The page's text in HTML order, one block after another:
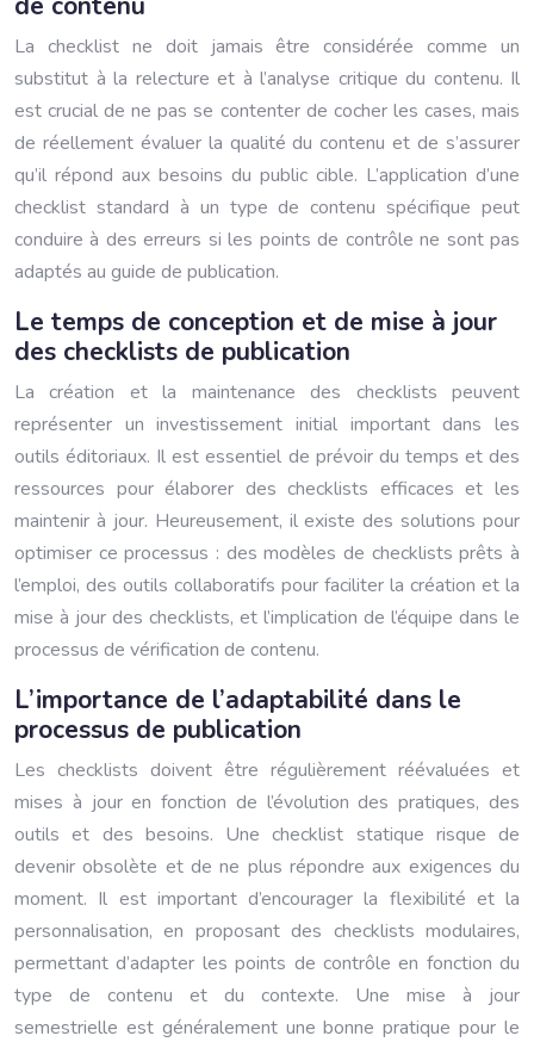
La checklist ne doit jamais être considérée comme un
substitut à la relecture et à l’analyse critique du contenu. Il
est crucial de ne pas se contenter de cocher les cases, mais
de réellement évaluer la qualité du contenu et de s’assurer
qu’il répond aux besoins du public cible. L’application d’une
checklist standard à un type de contenu spécifique peut
conduire à des erreurs si les points de contrôle ne sont pas
adaptés au guide de publication.
Le temps de conception et de mise à jour
des checklists de publication
La création et la maintenance des checklists peuvent
représenter un investissement initial important dans les
outils éditoriaux. Il est essentiel de prévoir du temps et des
ressources pour élaborer des checklists efficaces et les
maintenir à jour. Heureusement, il existe des solutions pour
optimiser ce processus : des modèles de checklists prêts à
l’emploi, des outils collaboratifs pour faciliter la création et la
mise à jour des checklists, et l’implication de l’équipe dans le
processus de vérification de contenu.
L’importance de l’adaptabilité dans le
processus de publication
Les checklists doivent être régulièrement réévaluées et
mises à jour en fonction de l’évolution des pratiques, des
outils et des besoins. Une checklist statique risque de
devenir obsolète et de ne plus répondre aux exigences du
moment. Il est important d’encourager la flexibilité et la
personnalisation, en proposant des checklists modulaires,
permettant d’adapter les points de contrôle en fonction du
type de contenu et du contexte. Une mise à jour
semestrielle est généralement une bonne pratique pour le